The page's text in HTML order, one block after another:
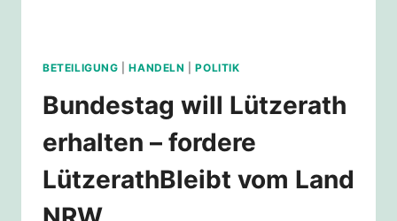
BETEILIGUNG |HANDELN |POLITIK
Bundestag will Lützerath
erhalten – fordere
LützerathBleibt vom Land